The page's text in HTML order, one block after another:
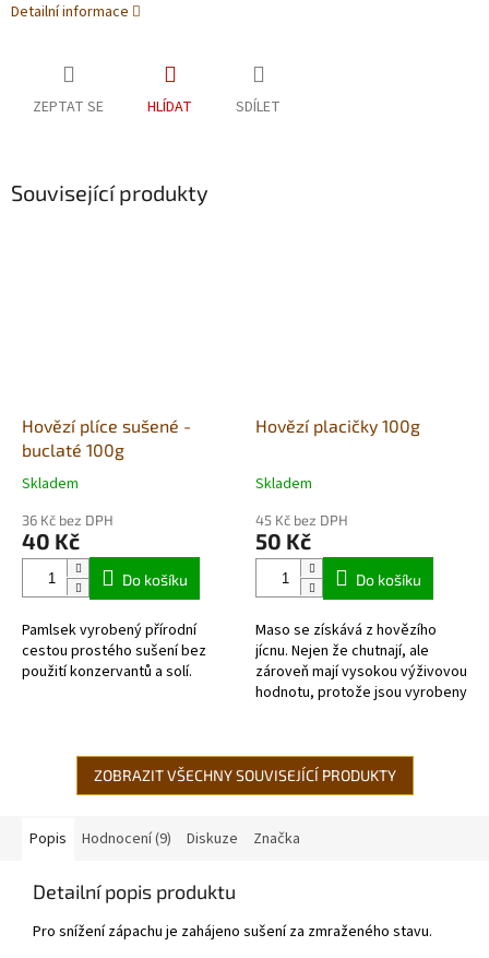
Detailní informace
ZEPTAT SE HLÍDAT SDÍLET
Související produkty
Hovězí plíce sušené -
buclaté 100g
Průměrné
produktu
je
hvězdiček.
Skladem
36 Kč bez DPH
40 Kč
Do košíku
Pamlsek vyrobený přírodní
cestou prostého sušení bez
použití konzervantů a solí.
Hovězí placičky 100g
Průměrné
produktu
je
hvězdiček.
Skladem
45 Kč bez DPH
50 Kč
Do košíku
Maso se získává z hovězího
jícnu. Nejen že chutnají, ale
zároveň mají vysokou výživovou
hodnotu, protože jsou vyrobeny
ZOBRAZIT VŠECHNY SOUVISEJÍCÍ PRODUKTY
Popis Hodnocení (9) Diskuze Značka
Detailní popis produktu
Pro snížení zápachu je zahájeno sušení za zmraženého stavu.